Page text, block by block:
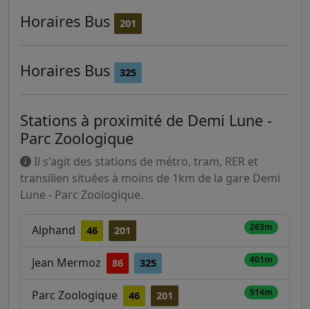
Horaires Bus 201
Horaires Bus 325
Stations à proximité de Demi Lune -
Parc Zoologique
Il s'agit des stations de métro, tram, RER et
transilien situées à moins de 1km de la gare Demi
Lune - Parc Zoologique.
Alphand 46 201 263m
Jean Mermoz 86 325 401m
Parc Zoologique 46 201 514m